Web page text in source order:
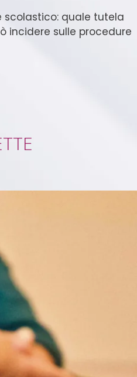
scolastico: quale tutela
incidere sulle procedure